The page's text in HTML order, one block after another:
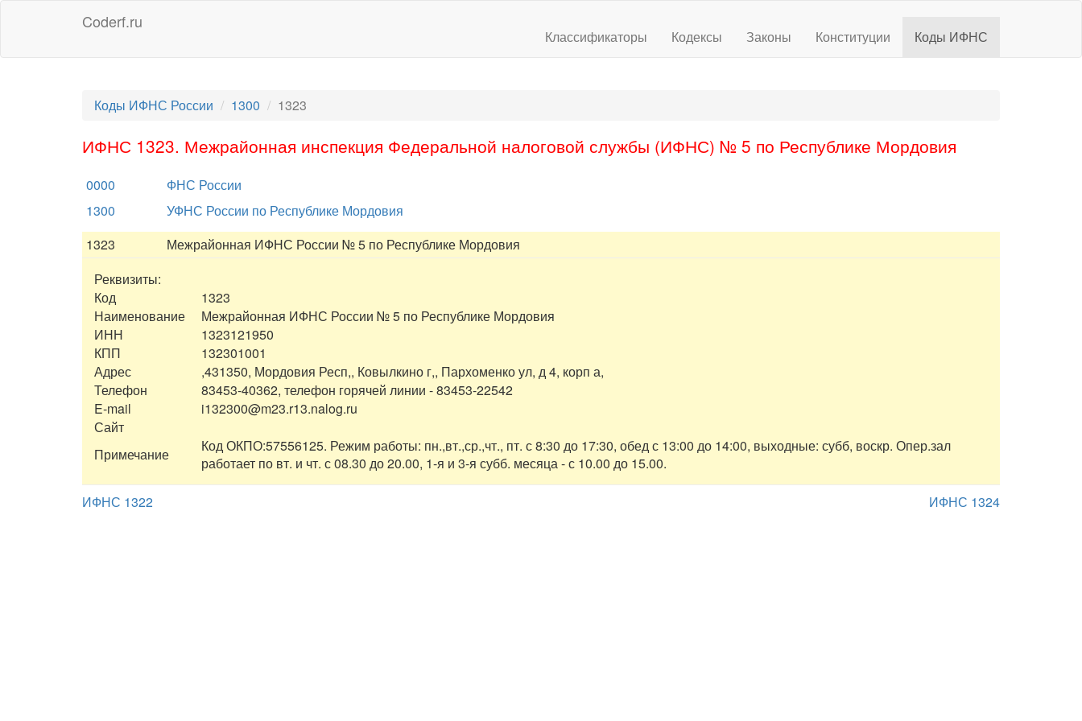
Coderf.ru
Классификаторы Кодексы Законы Конституции Коды ИФНС
Коды ИФНС России 1300 1323
ИФНС 1323. Межрайонная инспекция Федеральной налоговой службы (ИФНС) № 5 по Республике Мордовия
0000
ФНС России
1300
УФНС России по Республике Мордовия
1323
Межрайонная ИФНС России № 5 по Республике Мордовия
Реквизиты:
Код
1323
Наименование
Межрайонная ИФНС России № 5 по Республике Мордовия
ИНН
1323121950
КПП
132301001
Адрес
,431350, Мордовия Респ,, Ковылкино г,, Пархоменко ул, д 4, корп а,
Телефон
83453-40362, телефон горячей линии - 83453-22542
E-mail
i132300@m23.r13.nalog.ru
Сайт
Примечание
Код ОКПО:57556125. Режим работы: пн.,вт.,ср.,чт., пт. с 8:30 до 17:30, обед с 13:00 до 14:00, выходные: субб, воскр. Опер.зал
работает по вт. и чт. с 08.30 до 20.00, 1-я и 3-я субб. месяца - с 10.00 до 15.00.
ИФНС 1322 ИФНС 1324